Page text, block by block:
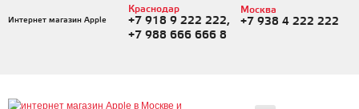
Интернет магазин Apple
Краснодар
+7 918 9 222 222,
+7 988 666 666 8
Москва
+7 938 4 222 222